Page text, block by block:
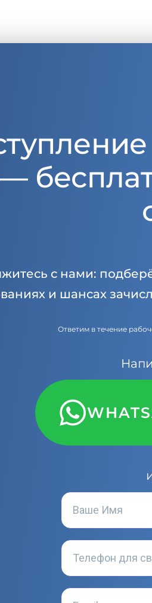
—
с нами:
и шансах
Ответим в течение